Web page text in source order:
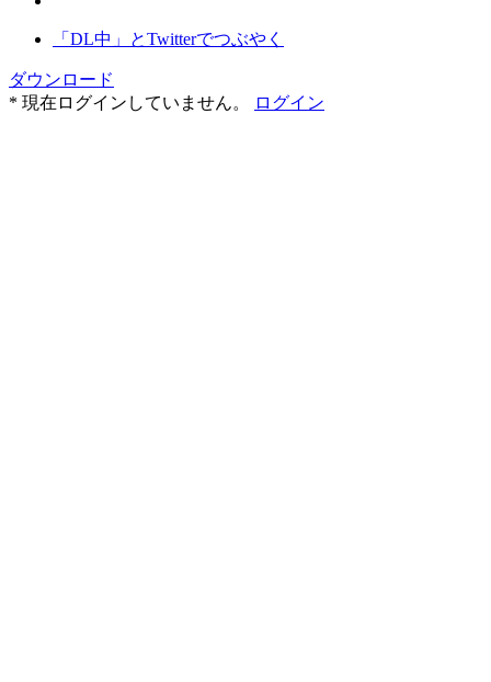
「DL中」とTwitterでつぶやく
ダウンロード
* 現在ログインしていません。
ログイン